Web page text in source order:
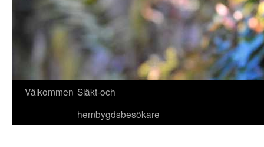
Välkommen Släkt-och
hembygdsbesökare